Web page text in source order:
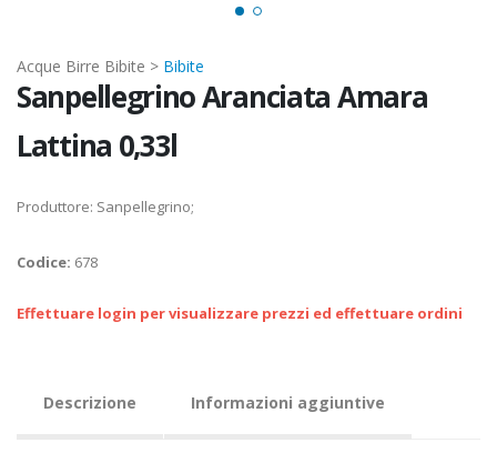
Acque Birre Bibite > Bibite
Sanpellegrino Aranciata Amara
Lattina 0,33l
Produttore: Sanpellegrino;
Codice: 678
Effettuare login per visualizzare prezzi ed effettuare ordini
Descrizione Informazioni aggiuntive